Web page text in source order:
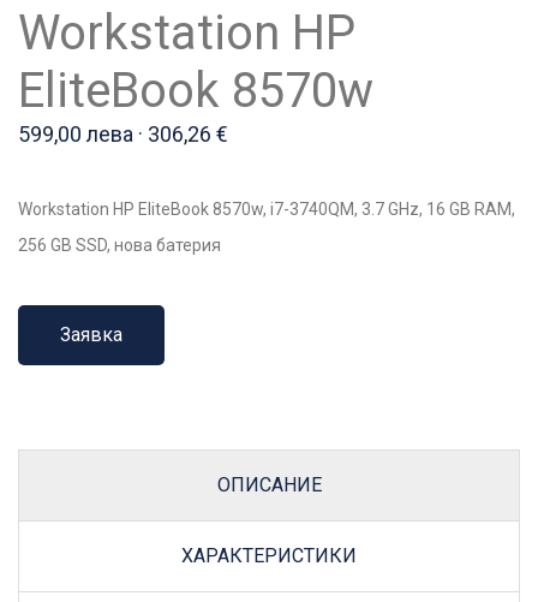
Workstation HP
EliteBook 8570w
599,00 лева · 306,26 €
Workstation HP EliteBook 8570w, i7-3740QM, 3.7 GHz, 16 GB RAM,
256 GB SSD, нова батерия
Заявка
ОПИСАНИЕ
ХАРАКТЕРИСТИКИ